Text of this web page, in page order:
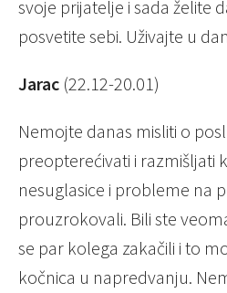
svoje prijatelje i sada želite
posvetite sebi. Uživajte u
Jarac (22.12-20.01)
Nemojte danas misliti o
preopterećivati i razmišljati
nesuglasice i probleme na
prouzrokovali. Bili ste
se par kolega zakačili i to
kočnica u napredvanju.